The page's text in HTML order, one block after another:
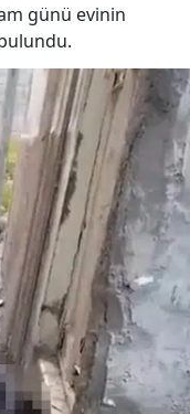
günü evinin